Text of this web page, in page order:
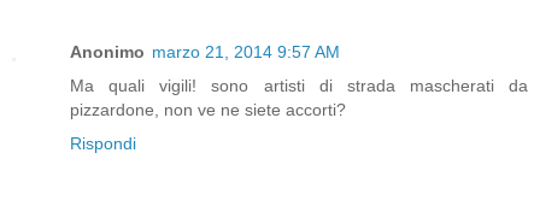
Anonimo marzo 21, 2014 9:57 AM
Ma quali vigili! sono artisti di strada mascherati da
pizzardone, non ve ne siete accorti?
Rispondi